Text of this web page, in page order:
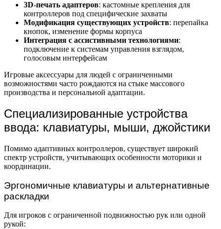
3D-печать адаптеров: кастомные крепления для
контроллеров под специфические захваты
Модификация существующих устройств: перепайка
кнопок, изменение формы корпуса
Интеграция с ассистивными технологиями:
подключение к системам управления взглядом,
голосовым интерфейсам
Игровые аксессуары для людей с ограниченными
возможностями часто рождаются на стыке массового
производства и персональной адаптации.
Специализированные устройства
ввода: клавиатуры, мыши, джойстики
Помимо адаптивных контроллеров, существует широкий
спектр устройств, учитывающих особенности моторики и
координации.
Эргономичные клавиатуры и альтернативные
раскладки
Для игроков с ограниченной подвижностью рук или одной
рукой: